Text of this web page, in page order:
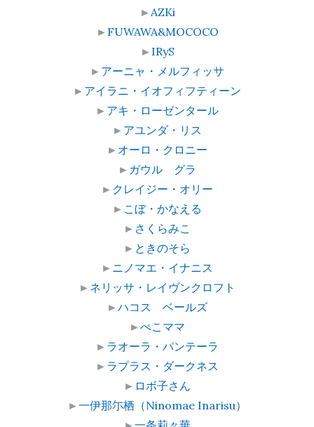
► AZKi
► FUWAWA&MOCOCO
► IRyS
► アーニャ・メルフィッサ
► アイラニ・イオフィフティーン
► アキ・ローゼンタール
► アユンダ・リス
► オーロ・クロニー
► ガウル グラ
► クレイジー・オリー
► こぼ・かなえる
► さくらみこ
► ときのそら
► ニノマエ・イナニス
► ネリッサ・レイヴンクロフト
►ハコス ベールズ
►ぺこママ
► ラオーラ・パンテーラ
► ラプラス・ダークネス
► ロボ子さん
►一伊那尓栖（Ninomae Inarisu）